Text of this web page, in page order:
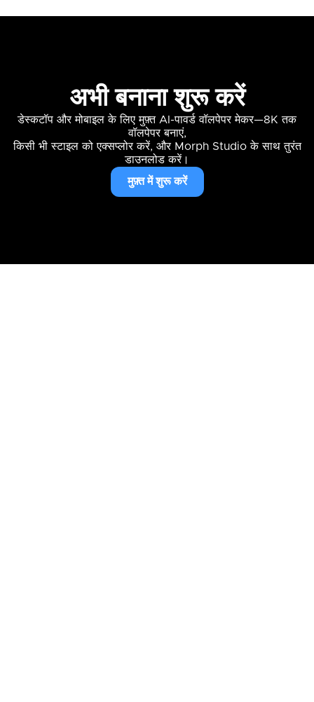
अभी बनाना शुरू करें
डेस्कटॉप और मोबाइल के लिए मुफ़्त AI-पावर्ड वॉलपेपर मेकर—8K तक
वॉलपेपर बनाएं,
किसी भी स्टाइल को एक्सप्लोर करें, और Morph Studio के साथ तुरंत
डाउनलोड करें।
मुफ़्त में शुरू करें